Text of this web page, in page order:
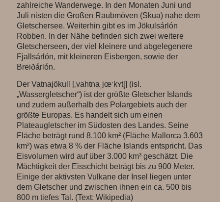
zahlreiche Wanderwege. In den Monaten Juni und
Juli nisten die Großen Raubmöven (Skua) nahe dem
Gletschersee. Weiterhin gibt es im Jökulsárlón
Robben. In der Nähe befinden sich zwei weitere
Gletscherseen, der viel kleinere und abgelegenere
Fjallsárlón, mit kleineren Eisbergen, sowie der
Breiðárlón.
Der Vatnajökull [‚vahtnaˌjœˑkʏtl̥] (isl.
„Wassergletscher“) ist der größte Gletscher Islands
und zudem außerhalb des Polargebiets auch der
größte Europas. Es handelt sich um einen
Plateaugletscher im Südosten des Landes. Seine
Fläche beträgt rund 8.100 km² (Fläche Mallorca 3.603
km²) was etwa 8 % der Fläche Islands entspricht. Das
Eisvolumen wird auf über 3.000 km³ geschätzt. Die
Mächtigkeit der Eisschicht beträgt bis zu 900 Meter.
Einige der aktivsten Vulkane der Insel liegen unter
dem Gletscher und zwischen ihnen ein ca. 500 bis
800 m tiefes Tal. (Text: Wikipedia)